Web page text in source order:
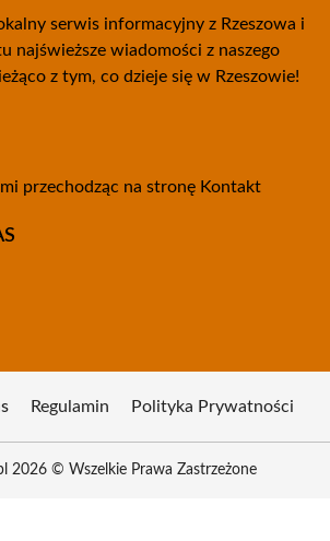
serwis informacyjny z Rzeszowa i
najświeższe wiadomości z naszego
z tym, co dzieje się w Rzeszowie!
przechodząc na stronę Kontakt
Regulamin Polityka Prywatności
2026 © Wszelkie Prawa Zastrzeżone